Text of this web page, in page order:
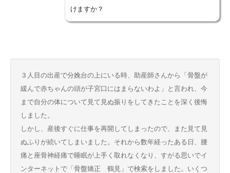
けますか？
３人目の出産で分娩台の上にいる時、助産師さんから「骨盤が
緩んで赤ちゃんの頭が子宮口にはまらないわよ」と言われ、今
まで自分の体について見て見ぬ振りをしてきたことを深く後悔
しました。
しかし、産後すぐに仕事を再開してしまったので、また見て見
ぬふりが続いてしまいました。それから数年経ったある日、腰
痛と座骨神経痛で睡眠が上手く取れなくなり、すがる思いでイ
ンターネットで「骨盤矯正 鶴見」で検索をしました。いくつ